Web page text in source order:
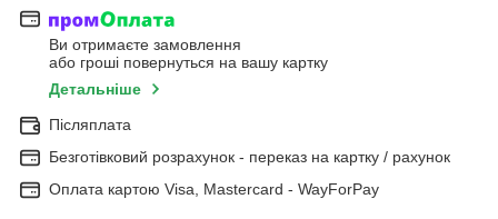
Ви отримаєте замовлення
або гроші повернуться на вашу картку
Детальніше
Післяплата
Безготівковий розрахунок - переказ на картку / рахунок
Оплата картою Visa, Mastercard - WayForPay